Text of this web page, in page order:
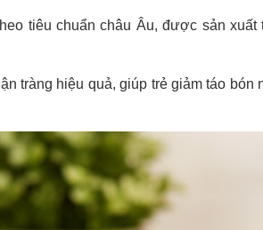
tiêu chuẩn châu Âu, được sản
tràng hiệu quả, giúp trẻ giảm táo